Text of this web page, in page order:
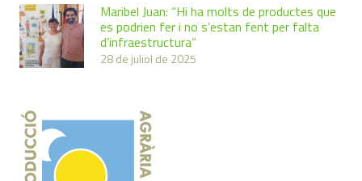
Maribel Juan: “Hi ha molts de productes que
es podrien fer i no s’estan fent per falta
d’infraestructura”
28 de juliol de 2025